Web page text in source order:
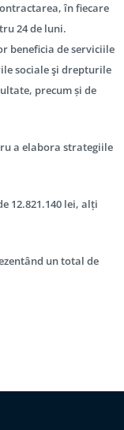
în fiecare
24 de luni.
beneficia de serviciile
sociale şi drepturile
precum și de
a elabora strategiile
12.821.140 lei, alți
un total de